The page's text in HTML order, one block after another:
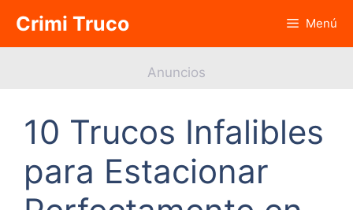
contenido
Crimi Truco Menú
Anuncios
10 Trucos Infalibles
para Estacionar